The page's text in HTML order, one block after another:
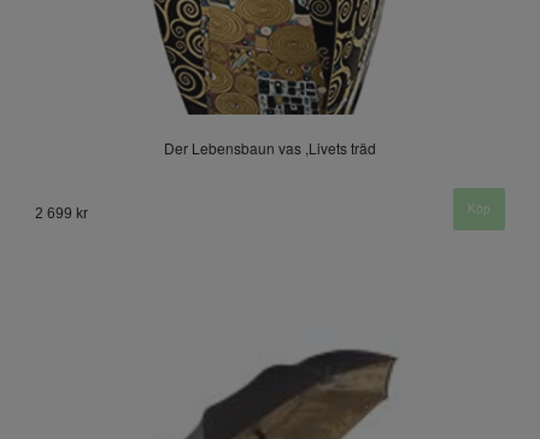
Der Lebensbaun vas ,Livets träd
2 699 kr